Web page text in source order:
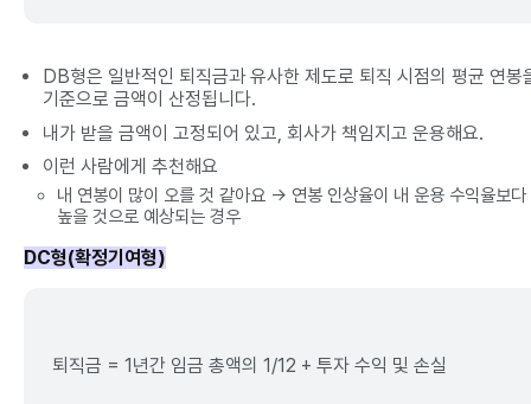
DB형은 일반적인 퇴직금과 유사한 제도로 퇴직 시점의 평균 연봉
기준으로 금액이 산정됩니다.
내가 받을 금액이 고정되어 있고, 회사가 책임지고 운용해요.
이런 사람에게 추천해요
내 연봉이 많이 오를 것 같아요 → 연봉 인상율이 내 운용 수익율보다
높을 것으로 예상되는 경우
DC형(확정기여형)
퇴직금 = 1년간 임금 총액의 1/12 + 투자 수익 및 손실